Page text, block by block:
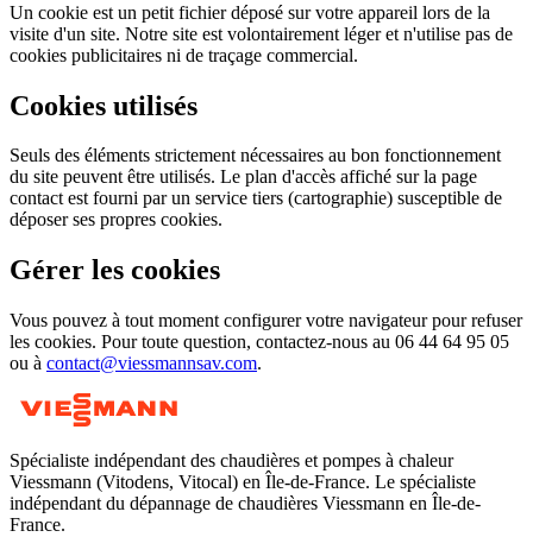
Un cookie est un petit fichier déposé sur votre appareil lors de la
visite d'un site. Notre site est volontairement léger et n'utilise pas de
cookies publicitaires ni de traçage commercial.
Cookies utilisés
Seuls des éléments strictement nécessaires au bon fonctionnement
du site peuvent être utilisés. Le plan d'accès affiché sur la page
contact est fourni par un service tiers (cartographie) susceptible de
déposer ses propres cookies.
Gérer les cookies
Vous pouvez à tout moment configurer votre navigateur pour refuser
les cookies. Pour toute question, contactez-nous au 06 44 64 95 05
ou à contact@viessmannsav.com.
Spécialiste indépendant des chaudières et pompes à chaleur
Viessmann (Vitodens, Vitocal) en Île-de-France. Le spécialiste
indépendant du dépannage de chaudières Viessmann en Île-de-
France.